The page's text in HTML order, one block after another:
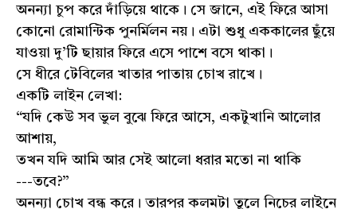
অনন্যা চুপ করে দাঁড়িয়ে থাকে। সে জানে, এই ফিরে আসা
কোনো রোমান্টিক পুনর্মিলন নয়। এটা শুধু এককালের ছুঁয়ে
যাওয়া দু’টি ছায়ার ফিরে এসে পাশে বসে থাকা।
সে ধীরে টেবিলের খাতার পাতায় চোখ রাখে।
একটি লাইন লেখা:
“যদি কেউ সব ভুল বুঝে ফিরে আসে, একটুখানি আলোর
আশায়,
তখন যদি আমি আর সেই আলো ধরার মতো না থাকি
---তবে?”
অনন্যা চোখ বন্ধ করে। তারপর কলমটা তুলে নিচের লাইনে